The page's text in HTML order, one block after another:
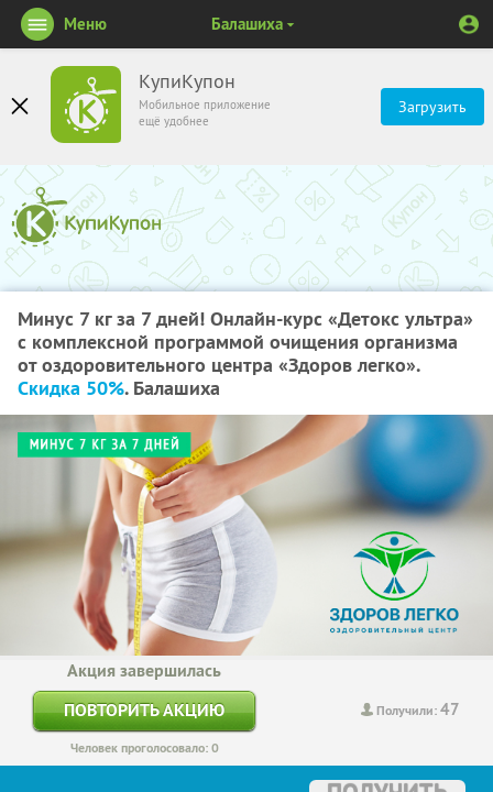
КупиКупон
Мобильное приложение
ещё удобнее
Загрузить
Меню Балашиха
Минус 7 кг за 7 дней! Онлайн-курс «Детокс ультра»
с комплексной программой очищения организма
от оздоровительного центра «Здоров легко».
Скидка 50%. Балашиха
Получили:47
Акция завершилась
ПОВТОРИТЬ АКЦИЮ
Человек проголосовало: 0